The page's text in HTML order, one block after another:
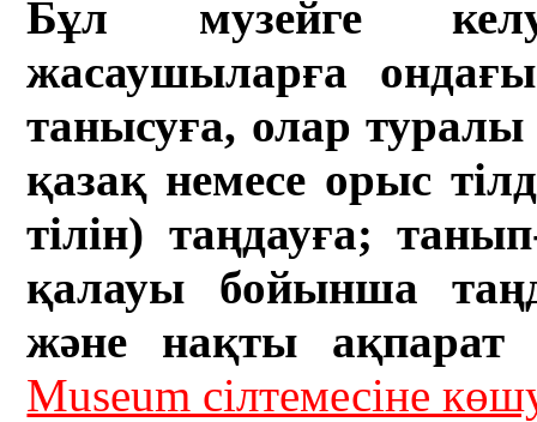
Бұл музейге
жасаушыларға
танысуға, олар туралы
қазақ немесе орыс
тілін) таңдауға;
қалауы бойынша
және нақты ақпарат
Museum сілтемесіне